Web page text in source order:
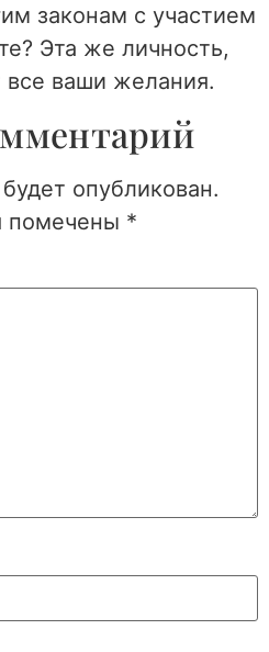
законам с участием
Эта же личность,
все ваши желания.
опубликован.
помечены *